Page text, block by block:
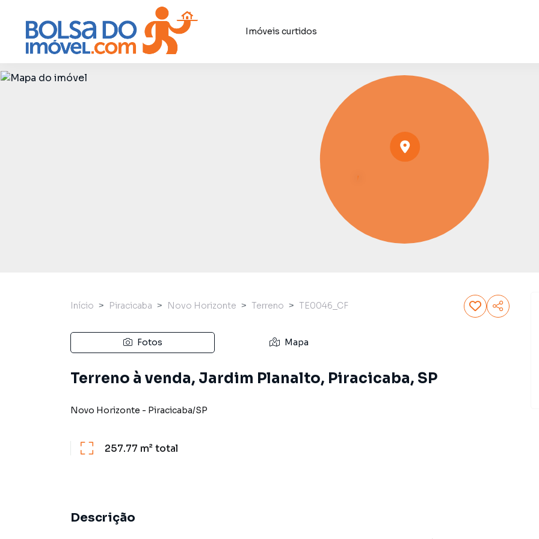
Imóveis curtidos
Início Piracicaba Novo Horizonte Terreno TE0046_CF
Fotos Mapa
Terreno à venda, Jardim Planalto, Piracicaba, SP
Novo Horizonte - Piracicaba/SP
257.77 m²total
Descrição